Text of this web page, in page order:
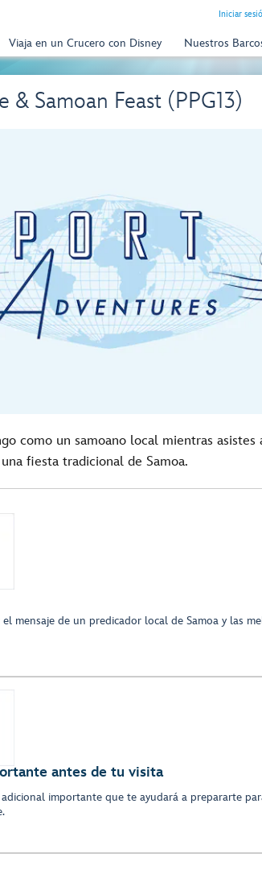
Iniciar
Viaja en un Crucero con Disney Nuestros
& Samoan Feast (PPG13)
como un samoano local mientras asistes
fiesta tradicional de Samoa.
mensaje de un predicador local de Samoa y las
antes de tu visita
importante que te ayudará a prepararte